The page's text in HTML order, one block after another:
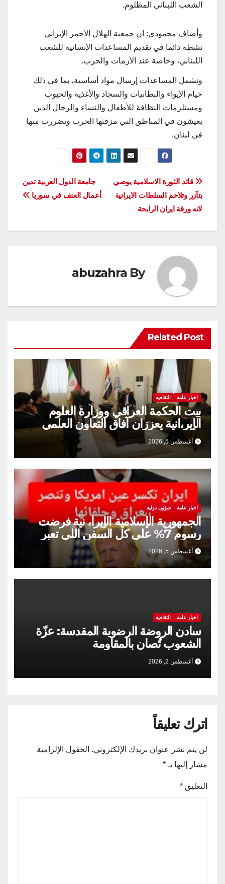
الشعب اللبناني المظلوم.
وأضاف محمودي: ان جمعية الهلال الأحمر الإيراني
نشطة دائما في تقديم المساعدات الإنسانية للشعب
اللبناني، وخاصة عند الأزمات والحرب.
وتشمل المساعدات إرسال مواد أساسية، بما في ذلك
خيام الإيواء والبطانيات والسجاد والأغذية والحبوب
ومستلزمات النظافة للأطفال والنساء والرجال الذين
يعيشون في المناطق التي مزقتها الحرب وتضررت منها
في لبنان.
تصفّح
المقالات
جامعة الدول العربية تدين
أعمال العنف في سوريا
قائد الثورة الاسلامية يوصي
بتآزر وتلاحم السلطات الايرانية
لانه ورقة ايران الرابحة
By
abuzahra
Related Post
اخبار عامة الثقافية
بيت الحكمة العراقي ووزارة العلوم
الإير،انية يعززان آفاق التعاون العلمي
والثقافي.
أغسطس 5, 2026
اخبار عامة شؤون دولية
الجمهورية الإسلامية الإيرا، نية فرضت
رسوم 7% على كل السفن اللي تعبر
مضيق هرمز
أغسطس 5, 2026
اخبار عامة الثقافية
سادن الروضة الرضوية المقدسة: عزّة
الشعوب تُصان بالمقاومة
أغسطس 2, 2026
اترك تعليقاً
لن يتم نشر عنوان بريدك الإلكتروني. الحقول الإلزامية
مشار إليها بـ *
التعليق *